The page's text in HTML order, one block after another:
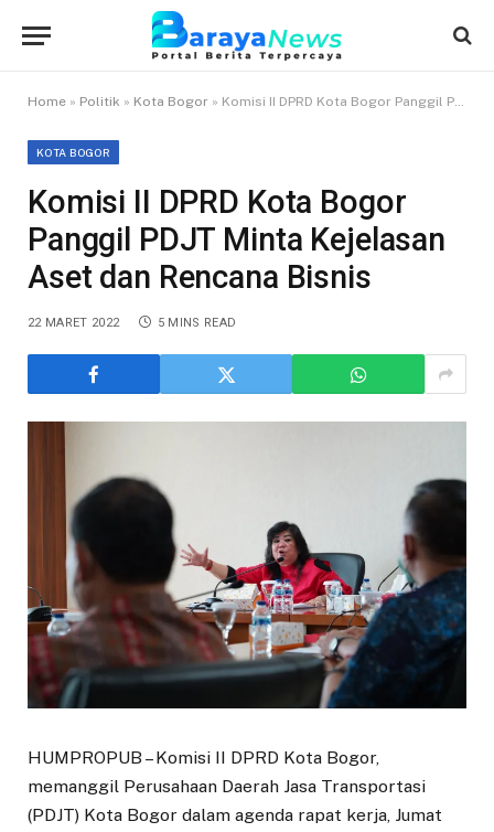
Home » Politik » Kota Bogor » Komisi II DPRD Kota Bogor Panggil PDJT Minta Kejelasan Aset dan Rencana Bisnis
KOTA BOGOR
Komisi II DPRD Kota Bogor
Panggil PDJT Minta Kejelasan
Aset dan Rencana Bisnis
22 MARET 2022 5 MINS READ
HUMPROPUB – Komisi II DPRD Kota Bogor,
memanggil Perusahaan Daerah Jasa Transportasi
(PDJT) Kota Bogor dalam agenda rapat kerja, Jumat